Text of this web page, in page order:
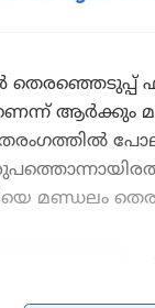
തെരഞ്ഞെടുപ്പ്
ആർക്കും
തരംഗത്തിൽ
മണ്ഡലം